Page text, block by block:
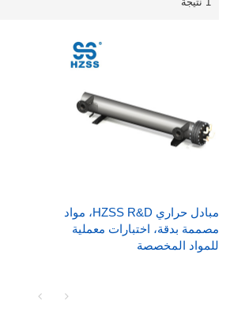
مبادل حراري HZSS R&D، مواد
مصممة بدقة، اختبارات معملية
للمواد المخصصة